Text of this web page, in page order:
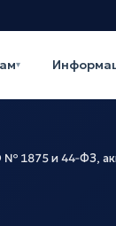
▾
1875 и 44‑ФЗ,